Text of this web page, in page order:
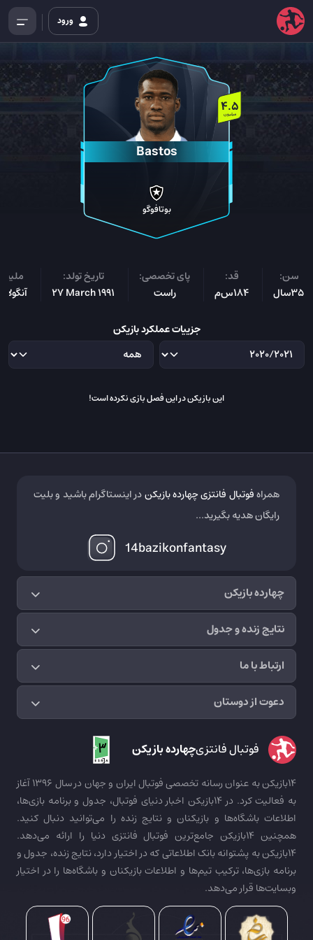
ورود
Bastos
4.5
میلیون
بوتافوگو
سن:
35سال
قد:
184س‌م
پای تخصصی:
راست
تاریخ تولد:
27 March 1991
جزییات عملکرد بازیکن
این بازیکن در این فصل بازی نکرده است!
چهارده بازیکن
نتایج زنده و جدول
ارتباط با ما
دعوت از دوستان
همراهفوتبال فانتزی چهارده بازیکندر اینستاگرام باشید و بلیت
رایگان هدیه بگیرید...
14bazikonfantasy
فوتبال فانتزیچهارده بازیکن
14بازیکن به عنوان رسانه تخصصی فوتبال ایران و جهان در سال 1396 آغاز
به فعالیت کرد. در 14بازیکن اخبار دنیای فوتبال، جدول و برنامه بازی‌ها،
اطلاعات باشگاه‌ها و بازیکنان و نتایج زنده را می‌توانید دنبال کنید.
همچنین 14بازیکن جامع‌ترین فوتبال فانتزی دنیا را ارائه می‌دهد.
14بازیکن به پشتوانه بانک اطلاعاتی که در اختیار دارد، نتایج زنده، جدول و
برنامه بازی‌ها، ترکیب تیم‌ها و اطلاعات بازیکنان و باشگاه‌ها را در اختیار
وبسایت‌ها قرار می‌دهد.